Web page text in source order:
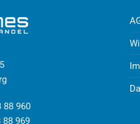
88 960
88 969